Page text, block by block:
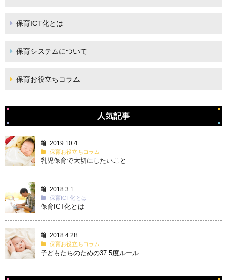
保育ICT化とは
保育システムについて
保育お役立ちコラム
人気記事
2019.10.4
保育お役立ちコラム
乳児保育で大切にしたいこと
2018.3.1
保育ICT化とは
保育ICT化とは
2018.4.28
保育お役立ちコラム
子どもたちのための37.5度ルール